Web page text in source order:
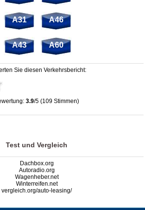
A31 A46
A43 A60
Sie diesen Verkehrsbericht:
3.9/5 (109 Stimmen)
A3 | stau.info ,3.9out of5based on109ratings
Test und Vergleich
Dachbox.org
Autoradio.org
Wagenheber.net
Winterreifen.net
vergleich.org/auto-leasing/